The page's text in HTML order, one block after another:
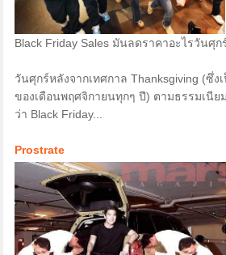
Black Friday Sales มันลดราคาอะไรวันศุก
วันศุกร์หลังจากเทศกาล Thanksgiving (ซึ่
ของเดือนพฤศจิกายนทุกๆ ปี) ตามธรรมเนีย
ว่า Black Friday...
Prostrate